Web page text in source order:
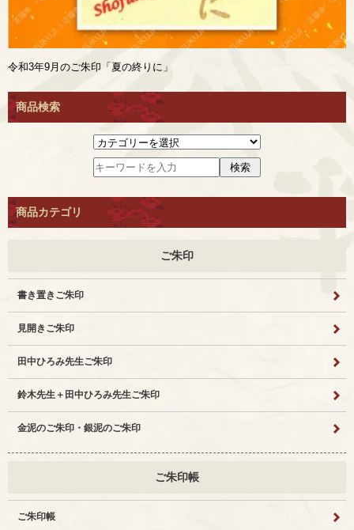
令和3年9月のご朱印「夏の終りに」
商品検索
商品カテゴリ
ご朱印
書き置きご朱印
見開きご朱印
田中ひろみ先生ご朱印
鈴木先生＋田中ひろみ先生ご朱印
金泥のご朱印・銀泥のご朱印
ご朱印帳
ご朱印帳